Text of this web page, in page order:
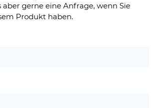
aber gerne eine Anfrage, wenn Sie
Produkt haben.